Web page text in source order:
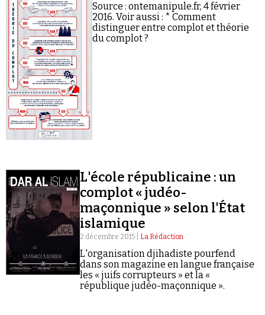
Faire un don
Demander à Vera
Se connecter
Source : ontemanipule.fr, 4 février
2016. Voir aussi : * Comment
distinguer entre complot et théorie
du complot ?
L'école républicaine : un
complot « judéo-
maçonnique » selon l'État
islamique
2 décembre 2015 | La Rédaction
L'organisation djihadiste pourfend
dans son magazine en langue française
les « juifs corrupteurs » et la «
république judéo-maçonnique ».